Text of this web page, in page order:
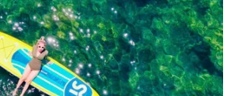
thủ đô
người chết và 13